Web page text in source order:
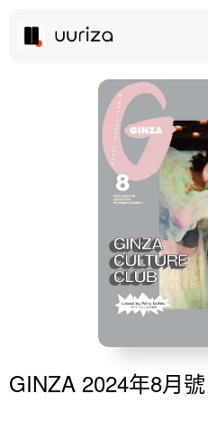
GINZA 2024年8月號